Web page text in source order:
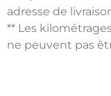
adresse de
** Les
ne peuvent pas